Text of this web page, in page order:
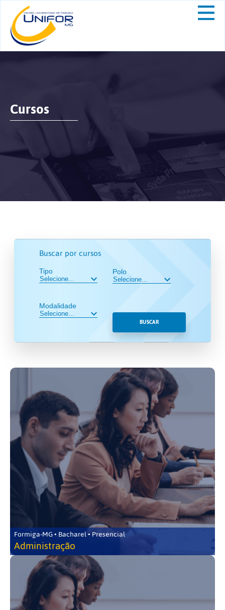
Cursos
Buscar por cursos
Tipo
Modalidade
Polo
BUSCAR
Formiga-MG • Bacharel • Presencial
Administração